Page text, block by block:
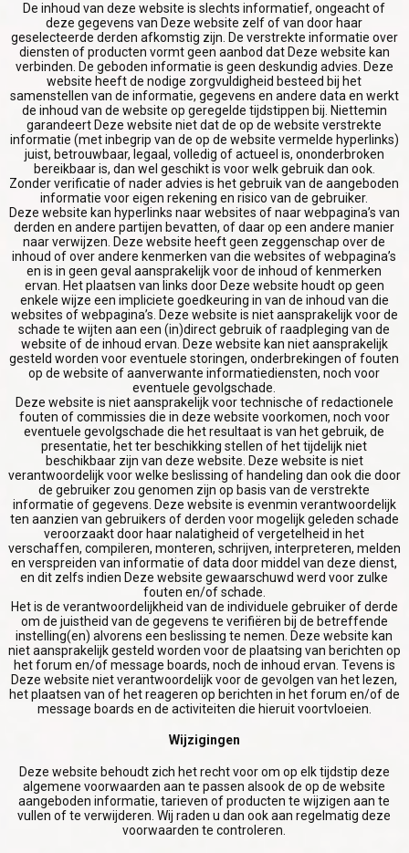
YOUR CART IS EMPTY!
De inhoud van deze website is slechts informatief, ongeacht of
deze gegevens van Deze website zelf of van door haar
geselecteerde derden afkomstig zijn. De verstrekte informatie over
diensten of producten vormt geen aanbod dat Deze website kan
verbinden. De geboden informatie is geen deskundig advies. Deze
website heeft de nodige zorgvuldigheid besteed bij het
samenstellen van de informatie, gegevens en andere data en werkt
de inhoud van de website op geregelde tijdstippen bij. Niettemin
garandeert Deze website niet dat de op de website verstrekte
informatie (met inbegrip van de op de website vermelde hyperlinks)
juist, betrouwbaar, legaal, volledig of actueel is, ononderbroken
bereikbaar is, dan wel geschikt is voor welk gebruik dan ook.
Zonder verificatie of nader advies is het gebruik van de aangeboden
informatie voor eigen rekening en risico van de gebruiker.
Deze website kan hyperlinks naar websites of naar webpagina’s van
derden en andere partijen bevatten, of daar op een andere manier
naar verwijzen. Deze website heeft geen zeggenschap over de
inhoud of over andere kenmerken van die websites of webpagina’s
en is in geen geval aansprakelijk voor de inhoud of kenmerken
ervan. Het plaatsen van links door Deze website houdt op geen
enkele wijze een impliciete goedkeuring in van de inhoud van die
websites of webpagina’s. Deze website is niet aansprakelijk voor de
schade te wijten aan een (in)direct gebruik of raadpleging van de
website of de inhoud ervan. Deze website kan niet aansprakelijk
gesteld worden voor eventuele storingen, onderbrekingen of fouten
op de website of aanverwante informatiediensten, noch voor
eventuele gevolgschade.
Deze website is niet aansprakelijk voor technische of redactionele
fouten of commissies die in deze website voorkomen, noch voor
eventuele gevolgschade die het resultaat is van het gebruik, de
presentatie, het ter beschikking stellen of het tijdelijk niet
beschikbaar zijn van deze website. Deze website is niet
verantwoordelijk voor welke beslissing of handeling dan ook die door
de gebruiker zou genomen zijn op basis van de verstrekte
informatie of gegevens. Deze website is evenmin verantwoordelijk
ten aanzien van gebruikers of derden voor mogelijk geleden schade
veroorzaakt door haar nalatigheid of vergetelheid in het
verschaffen, compileren, monteren, schrijven, interpreteren, melden
en verspreiden van informatie of data door middel van deze dienst,
en dit zelfs indien Deze website gewaarschuwd werd voor zulke
fouten en/of schade.
Het is de verantwoordelijkheid van de individuele gebruiker of derde
om de juistheid van de gegevens te verifiëren bij de betreffende
instelling(en) alvorens een beslissing te nemen. Deze website kan
niet aansprakelijk gesteld worden voor de plaatsing van berichten op
het forum en/of message boards, noch de inhoud ervan. Tevens is
Deze website niet verantwoordelijk voor de gevolgen van het lezen,
het plaatsen van of het reageren op berichten in het forum en/of de
message boards en de activiteiten die hieruit voortvloeien.
Wijzigingen
Deze website behoudt zich het recht voor om op elk tijdstip deze
algemene voorwaarden aan te passen alsook de op de website
aangeboden informatie, tarieven of producten te wijzigen aan te
vullen of te verwijderen. Wij raden u dan ook aan regelmatig deze
voorwaarden te controleren.